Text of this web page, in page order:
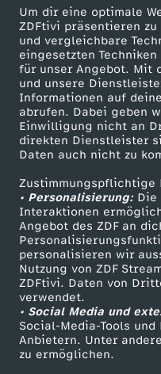
Um dir eine optimale
ZDFtivi präsentieren
und vergleichbare
eingesetzten
für unser Angebot. Mit
und unsere
Informationen auf
abrufen. Dabei geben
Einwilligung nicht an
direkten Dienstleister
Daten auch nicht zu
Zustimmungspflichtige
• Personalisierung:Die
Interaktionen
Angebot des ZDF an
personalisieren wir
Nutzung von ZDF
ZDFtivi. Daten von
verwendet.
• Social Media und
Social-Media-Tools
Anbietern. Unter
zu ermöglichen.
n
g
e
-
D
a
r
u
m
g
Mehr ZDF
ZDF-Apps
Smart TV
ZDFtext
Livestreams
Sendungen A-Z
TV-Programm
ZDF Unternehmen
Karriere